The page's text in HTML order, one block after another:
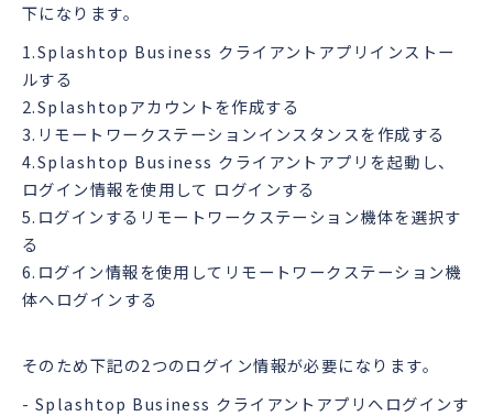
下になります。
1.Splashtop Business クライアントアプリインストー
ルする
2.Splashtopアカウントを作成する
3.リモートワークステーションインスタンスを作成する
4.Splashtop Business クライアントアプリを起動し、
ログイン情報を使用して ログインする
5.ログインするリモートワークステーション機体を選択す
る
6.ログイン情報を使用してリモートワークステーション機
体へログインする
そのため下記の2つのログイン情報が必要になります。
- Splashtop Business クライアントアプリへログインす